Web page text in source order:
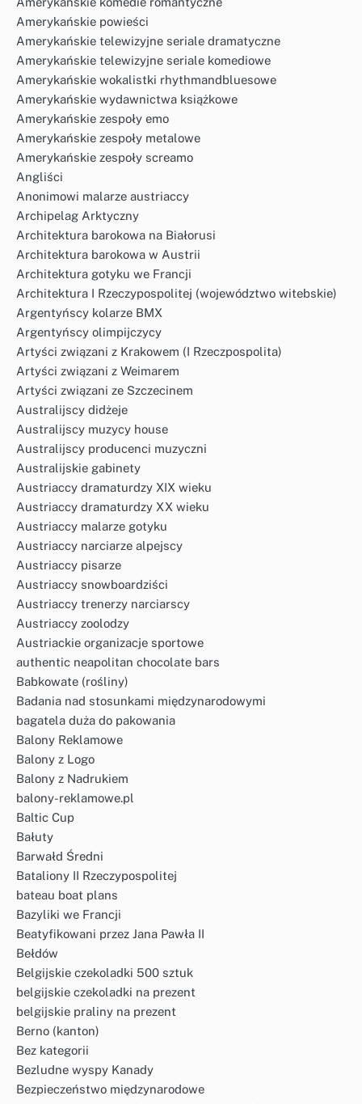
Amerykańskie powieści
Amerykańskie telewizyjne seriale dramatyczne
Amerykańskie telewizyjne seriale komediowe
Amerykańskie wokalistki rhythmandbluesowe
Amerykańskie wydawnictwa książkowe
Amerykańskie zespoły emo
Amerykańskie zespoły metalowe
Amerykańskie zespoły screamo
Angliści
Anonimowi malarze austriaccy
Archipelag Arktyczny
Architektura barokowa na Białorusi
Architektura barokowa w Austrii
Architektura gotyku we Francji
Architektura I Rzeczypospolitej (województwo witebskie)
Argentyńscy kolarze BMX
Argentyńscy olimpijczycy
Artyści związani z Krakowem (I Rzeczpospolita)
Artyści związani z Weimarem
Artyści związani ze Szczecinem
Australijscy didżeje
Australijscy muzycy house
Australijscy producenci muzyczni
Australijskie gabinety
Austriaccy dramaturdzy XIX wieku
Austriaccy dramaturdzy XX wieku
Austriaccy malarze gotyku
Austriaccy narciarze alpejscy
Austriaccy pisarze
Austriaccy snowboardziści
Austriaccy trenerzy narciarscy
Austriaccy zoolodzy
Austriackie organizacje sportowe
authentic neapolitan chocolate bars
Babkowate (rośliny)
Badania nad stosunkami międzynarodowymi
bagatela duża do pakowania
Balony Reklamowe
Balony z Logo
Balony z Nadrukiem
balony-reklamowe.pl
Baltic Cup
Bałuty
Barwałd Średni
Bataliony II Rzeczypospolitej
bateau boat plans
Bazyliki we Francji
Beatyfikowani przez Jana Pawła II
Bełdów
Belgijskie czekoladki 500 sztuk
belgijskie czekoladki na prezent
belgijskie praliny na prezent
Berno (kanton)
Bez kategorii
Bezludne wyspy Kanady
Bezpieczeństwo międzynarodowe